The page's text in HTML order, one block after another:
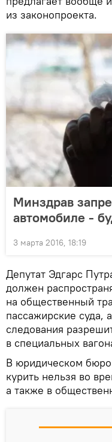
из законопроекта.
Минздрав
автомобиле -
3 марта 2016, 18:19
Депутат Эдгарс
должен
на общественный
пассажирские суда,
следования
в специальных
В юридическом
курить нельзя во
а также в